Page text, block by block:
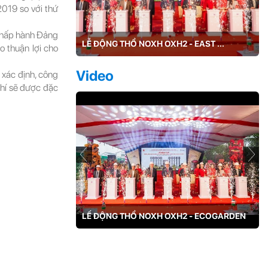
so với thứ
hành Đảng
thuận lợi cho
định, công
sẽ được đặc
NIÊN ... LỄ ĐỘNG THỔ NOXH OXH2 - EAST ...
Video
LẾ ĐỘNG THỔ NOXH OXH2 - ECOGARDEN